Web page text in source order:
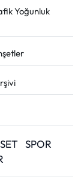
Yoğunluk
SPOR